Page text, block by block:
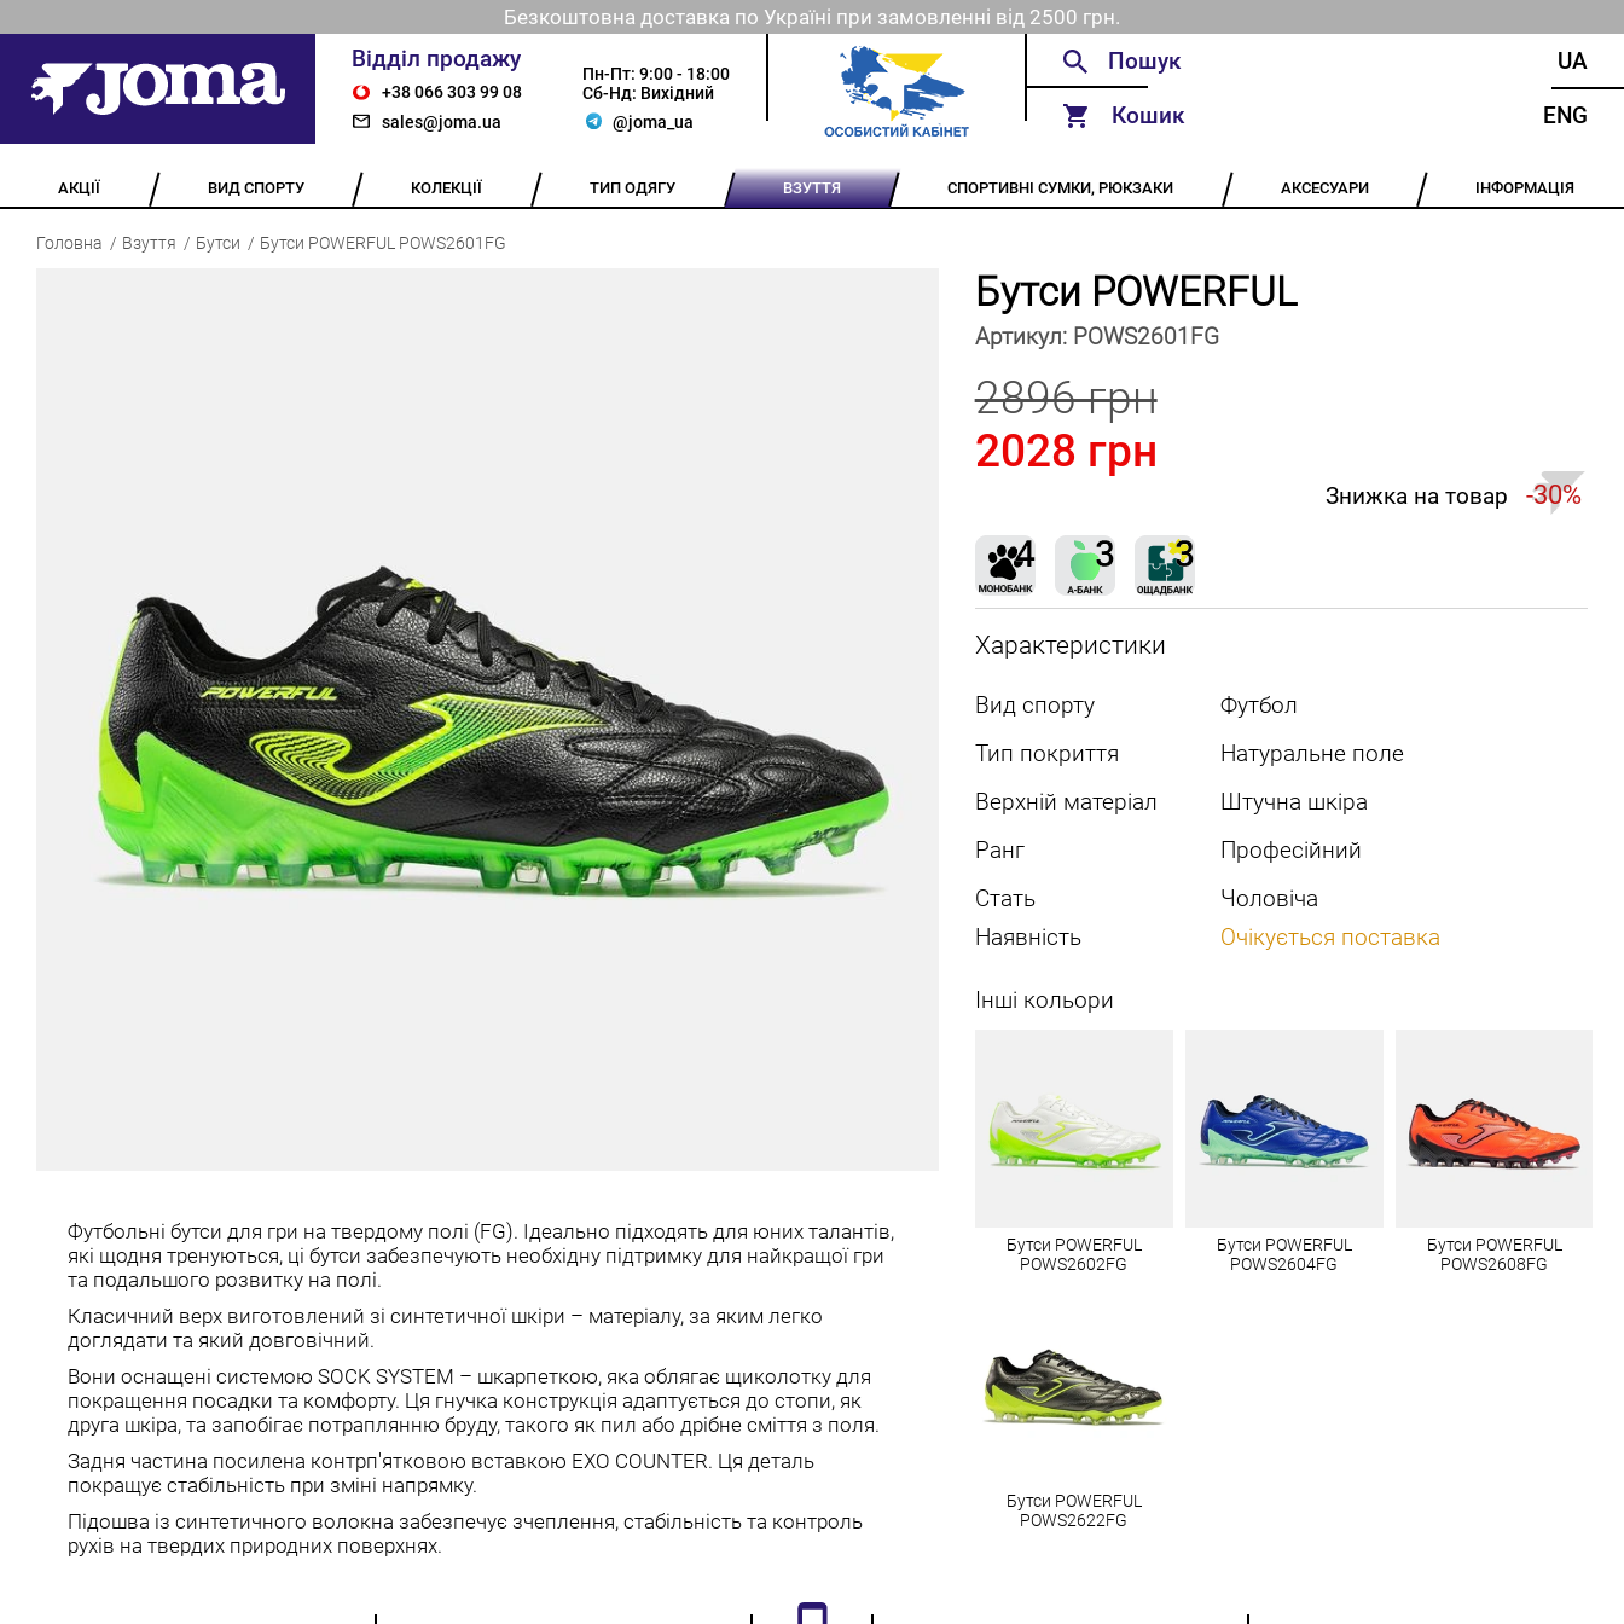
Безкоштовна доставка по Україні при замовленні від 2500 грн.
Відділ продажу
+38 066 303 99 08
sales@joma.ua
Пн-Пт: 9:00 - 18:00
Сб-Нд: Вихідний
@joma_ua
Кошик
UA
ENG
АКЦІЇ ВИД СПОРТУ КОЛЕКЦІЇ ТИП ОДЯГУ ВЗУТТЯ СПОРТИВНІ СУМКИ, РЮКЗАКИ АКСЕСУАРИ ІНФОРМАЦІЯ
Головна Взуття Бутси Бутси POWERFUL POWS2601FG
Футбольні бутси для гри на твердому полі (FG). Ідеально підходять для юних талантів,
які щодня тренуються, ці бутси забезпечують необхідну підтримку для найкращої гри
та подальшого розвитку на полі.
Класичний верх виготовлений зі синтетичної шкіри – матеріалу, за яким легко
доглядати та який довговічний.
Вони оснащені системою SOCK SYSTEM – шкарпеткою, яка облягає щиколотку для
покращення посадки та комфорту. Ця гнучка конструкція адаптується до стопи, як
друга шкіра, та запобігає потраплянню бруду, такого як пил або дрібне сміття з поля.
Задня частина посилена контрп'ятковою вставкою EXO COUNTER. Ця деталь
покращує стабільність при зміні напрямку.
Підошва із синтетичного волокна забезпечує зчеплення, стабільність та контроль
рухів на твердих природних поверхнях.
Бутси POWERFUL
Артикул: POWS2601FG
2896 грн
2028 грн
Знижка на товар -30%
Характеристики
Вид спорту
Футбол
Тип покриття
Натуральне поле
Верхній матеріал
Штучна шкіра
Ранг
Професійний
Стать
Чоловіча
Наявність
Очікується поставка
Інші кольори
Бутси POWERFUL
POWS2602FG
Бутси POWERFUL
POWS2604FG
Бутси POWERFUL
POWS2608FG
Бутси POWERFUL
POWS2622FG